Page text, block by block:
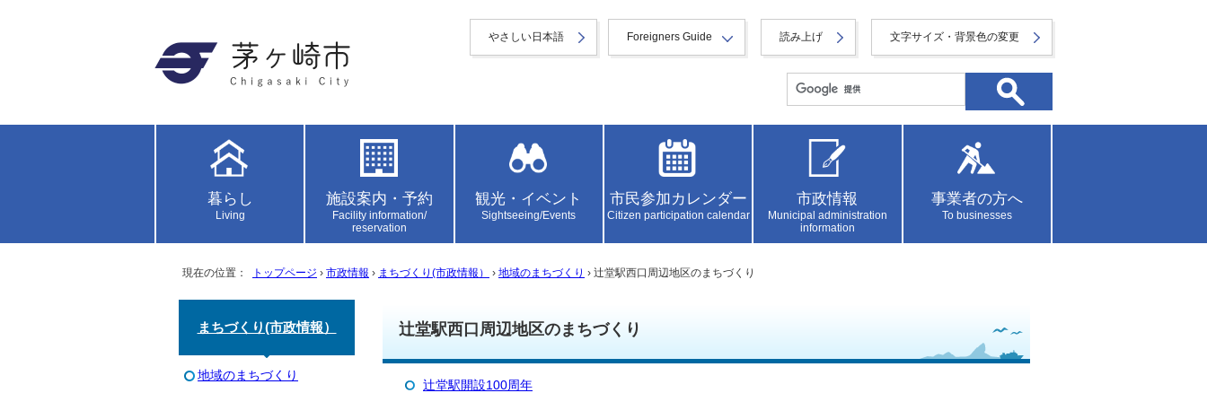
やさしい日本語 Foreigners Guide 読み上げ 文字サイズ・背景色の変更
暮らし
Living
施設案内・予約
Facility information/
reservation
観光・イベント
Sightseeing/Events
市民参加カレンダー
Citizen participation calendar
市政情報
Municipal administration
information
事業者の方へ
To businesses
現在の位置： トップページ › 市政情報 › まちづくり(市政情報） › 地域のまちづくり › 辻堂駅西口周辺地区のまちづくり
辻堂駅西口周辺地区のまちづくり
辻堂駅開設100周年
まちづくり(市政情報）
地域のまちづくり